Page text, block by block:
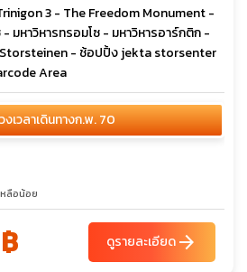
3 - The Freedom Monument -
มหาวิหารทรอมโซ - มหาวิหารอาร์กติก -
Storsteinen - ช้อปปิ้ง jekta storsenter
Area
งเวลาเดินทางก.พ. 70
หลือน้อย
ดูรายละเอียดarrow_forward